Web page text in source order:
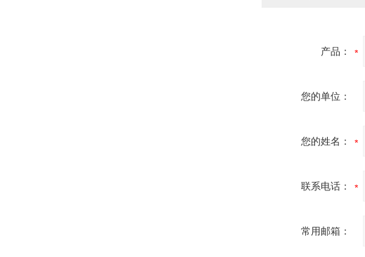
产品：
您的单位：
您的姓名：
联系电话：
常用邮箱：